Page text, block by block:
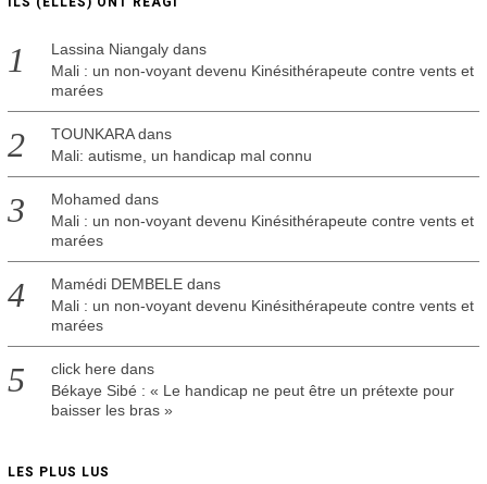
Lassina Niangalydans
Mali : un non-voyant devenu Kinésithérapeute contre vents et
marées
TOUNKARAdans
Mali: autisme, un handicap mal connu
Mohamed dans
Mali : un non-voyant devenu Kinésithérapeute contre vents et
marées
Mamédi DEMBELEdans
Mali : un non-voyant devenu Kinésithérapeute contre vents et
marées
click here dans
Békaye Sibé : « Le handicap ne peut être un prétexte pour
baisser les bras »
LES PLUS LUS